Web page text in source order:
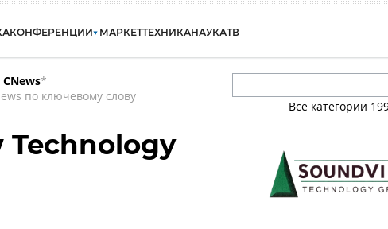
КОНФЕРЕНЦИИ МАРКЕТТЕХНИКАНАУКАТВ
*
по ключевому слову
Все категории
Technology